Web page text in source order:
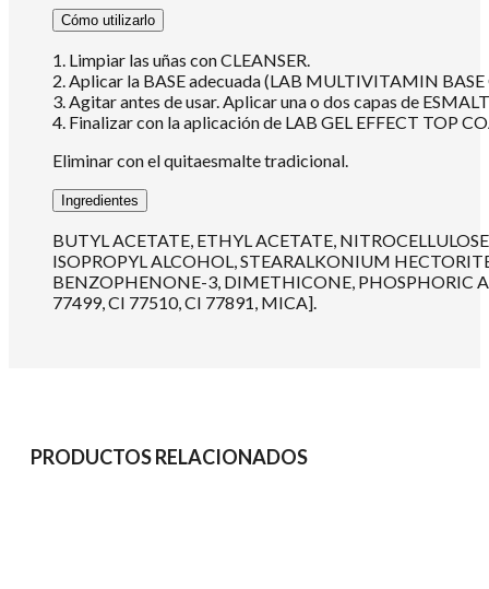
Cómo utilizarlo
1. Limpiar las uñas con CLEANSER.
2. Aplicar la BASE adecuada (LAB MULTIVITAMIN
3. Agitar antes de usar. Aplicar una o dos capas de
4. Finalizar con la aplicación de LAB GEL EFFECT TOP
Eliminar con el quitaesmalte tradicional.
Ingredientes
BUTYL ACETATE, ETHYL ACETATE,
ISOPROPYL ALCOHOL, STEARALKONIUM
BENZOPHENONE-3, DIMETHICONE, PHOSPHORIC
77499, CI 77510, CI 77891, MICA].
PRODUCTOS RELACIONADOS